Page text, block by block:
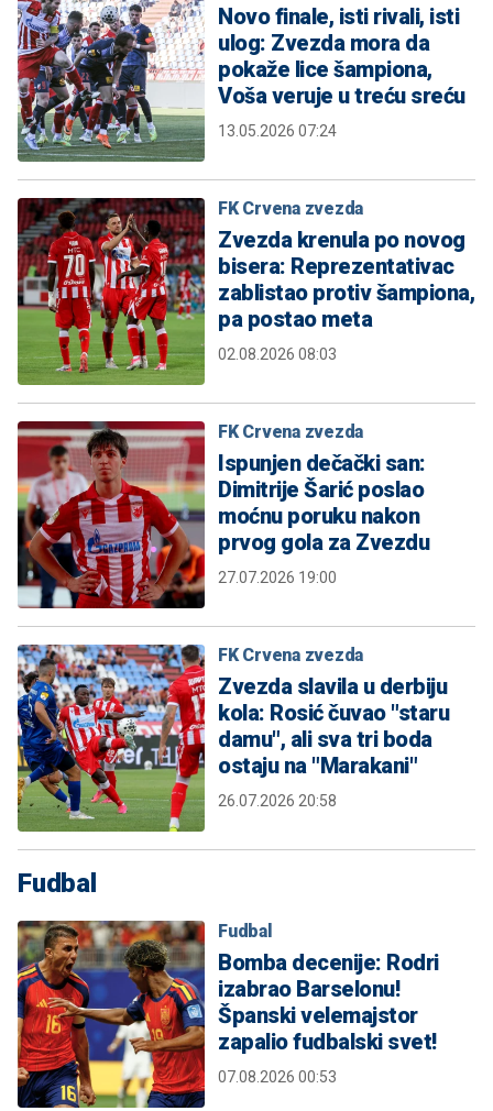
Novo finale, isti rivali, isti
ulog: Zvezda mora da
pokaže lice šampiona,
Voša veruje u treću sreću
13.05.2026 07:24
FK Crvena zvezda
Zvezda krenula po novog
bisera: Reprezentativac
zablistao protiv šampiona,
pa postao meta
02.08.2026 08:03
FK Crvena zvezda
Ispunjen dečački san:
Dimitrije Šarić poslao
moćnu poruku nakon
prvog gola za Zvezdu
27.07.2026 19:00
FK Crvena zvezda
Zvezda slavila u derbiju
kola: Rosić čuvao "staru
damu", ali sva tri boda
ostaju na "Marakani"
26.07.2026 20:58
Fudbal
Fudbal
Bomba decenije: Rodri
izabrao Barselonu!
Španski velemajstor
zapalio fudbalski svet!
07.08.2026 00:53